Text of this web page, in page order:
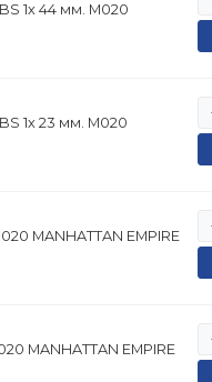
1х 44 мм. M020
1х 23 мм. M020
MANHATTAN EMPIRE
MANHATTAN EMPIRE